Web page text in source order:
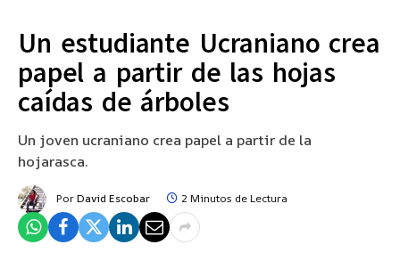
Un estudiante Ucraniano crea
papel a partir de las hojas
caídas de árboles
Un joven ucraniano crea papel a partir de la
hojarasca.
PorDavid Escobar 2 Minutos de Lectura